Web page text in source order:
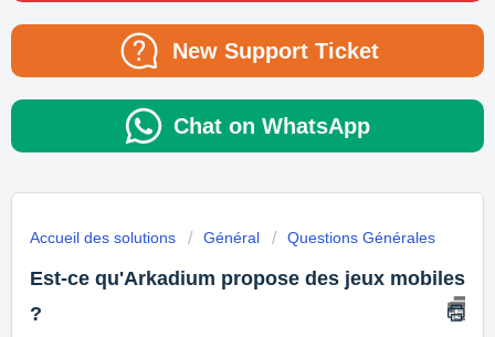
New Support Ticket
Chat on WhatsApp
Accueil des solutions Général Questions Générales
Est-ce qu'Arkadium propose des jeux mobiles
?